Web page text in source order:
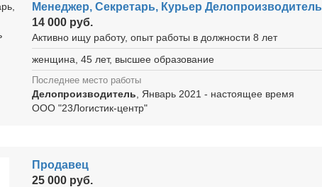
Менеджер, Секретарь, Курьер Делопроизводитель
14 000 руб.
Активно ищу работу, опыт работы в должности 8 лет
женщина, 45 лет, высшее образование
Последнее место работы
Делопроизводитель , Январь 2021 - настоящее время
ООО "23Логистик-центр"
Продавец
25 000 руб.